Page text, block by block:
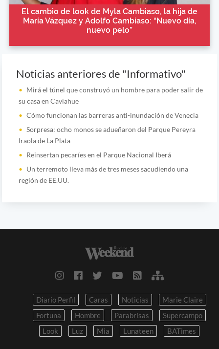
El cambio de look de Myla Cambiaso, la hija de
María Vázquez y Adolfo Cambiaso: “Nuevo día,
nuevo pelo”
Noticias anteriores de "Informativo"
Mirá el túnel que construyó un hombre para poder salir de
su casa en Caviahue
Cómo funcionan las barreras anti-inundación de Venecia
Sorpresa: ocho monos se adueñaron del Parque Pereyra
Iraola de La Plata
Reinsertan pecaríes en el Parque Nacional Iberá
Un terremoto lleva más de tres meses sacudiendo una
región de EE.UU.
Diario Perfil Caras Noticias
Marie Claire
Fortuna
Hombre Parabrisas
Supercampo
Look
Luz Mia Lunateen BATimes